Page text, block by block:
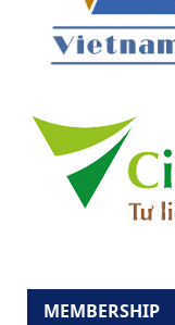
MEMBERSHIP